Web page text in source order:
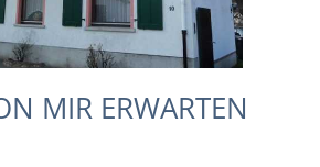
MIR ERWARTEN